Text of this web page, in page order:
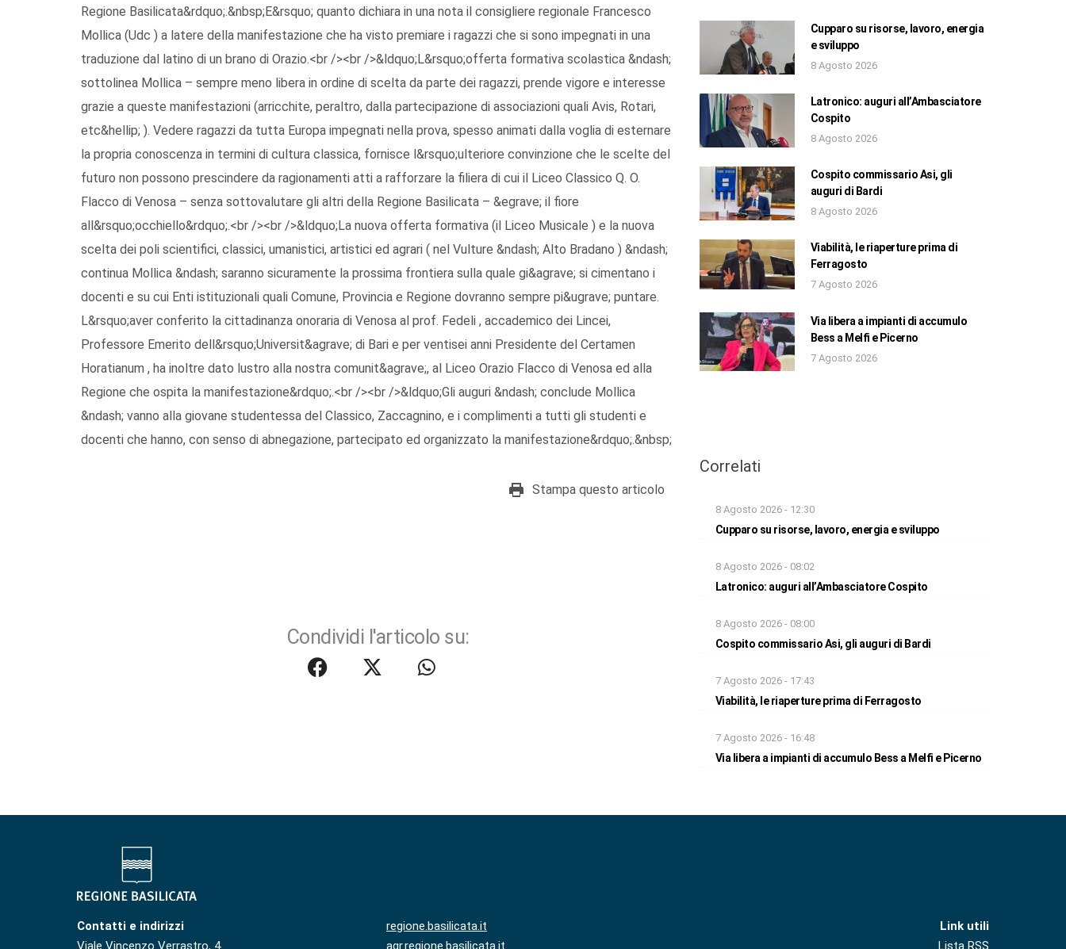
Regione Basilicata&rdquo;.&nbsp;E&rsquo; quanto dichiara in una nota il consigliere regionale Francesco
Mollica (Udc ) a latere della manifestazione che ha visto premiare i ragazzi che si sono impegnati in una
traduzione dal latino di un brano di Orazio.<br /><br />&ldquo;L&rsquo;offerta formativa scolastica &ndash;
sottolinea Mollica – sempre meno libera in ordine di scelta da parte dei ragazzi, prende vigore e interesse
grazie a queste manifestazioni (arricchite, peraltro, dalla partecipazione di associazioni quali Avis, Rotari,
etc&hellip; ). Vedere ragazzi da tutta Europa impegnati nella prova, spesso animati dalla voglia di esternare
la propria conoscenza in termini di cultura classica, fornisce l&rsquo;ulteriore convinzione che le scelte del
futuro non possono prescindere da ragionamenti atti a rafforzare la filiera di cui il Liceo Classico Q. O.
Flacco di Venosa – senza sottovalutare gli altri della Regione Basilicata – &egrave; il fiore
all&rsquo;occhiello&rdquo;.<br /><br />&ldquo;La nuova offerta formativa (il Liceo Musicale ) e la nuova
scelta dei poli scientifici, classici, umanistici, artistici ed agrari ( nel Vulture &ndash; Alto Bradano ) &ndash;
continua Mollica &ndash; saranno sicuramente la prossima frontiera sulla quale gi&agrave; si cimentano i
docenti e su cui Enti istituzionali quali Comune, Provincia e Regione dovranno sempre pi&ugrave; puntare.
L&rsquo;aver conferito la cittadinanza onoraria di Venosa al prof. Fedeli , accademico dei Lincei,
Professore Emerito dell&rsquo;Universit&agrave; di Bari e per ventisei anni Presidente del Certamen
Horatianum , ha inoltre dato lustro alla nostra comunit&agrave;, al Liceo Orazio Flacco di Venosa ed alla
Regione che ospita la manifestazione&rdquo;.<br /><br />&ldquo;Gli auguri &ndash; conclude Mollica
&ndash; vanno alla giovane studentessa del Classico, Zaccagnino, e i complimenti a tutti gli studenti e
docenti che hanno, con senso di abnegazione, partecipato ed organizzato la manifestazione&rdquo;.&nbsp;
Stampa questo articolo
Condividi l'articolo su:
Cupparo su risorse, lavoro, energia
e sviluppo
8 Agosto 2026
Latronico: auguri all’Ambasciatore
Cospito
8 Agosto 2026
Cospito commissario Asi, gli
auguri di Bardi
8 Agosto 2026
Viabilità, le riaperture prima di
Ferragosto
7 Agosto 2026
Via libera a impianti di accumulo
Bess a Melfi e Picerno
7 Agosto 2026
Correlati
8 Agosto 2026 - 12:30
Cupparo su risorse, lavoro, energia e sviluppo
8 Agosto 2026 - 08:02
Latronico: auguri all’Ambasciatore Cospito
8 Agosto 2026 - 08:00
Cospito commissario Asi, gli auguri di Bardi
7 Agosto 2026 - 17:43
Viabilità, le riaperture prima di Ferragosto
7 Agosto 2026 - 16:48
Via libera a impianti di accumulo Bess a Melfi e Picerno
Contatti e indirizzi
Viale Vincenzo Verrastro, 4
regione.basilicata.it
agr.regione.basilicata.it
Link utili
Lista RSS